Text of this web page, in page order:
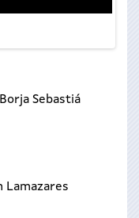
Sebastiá
Lamazares